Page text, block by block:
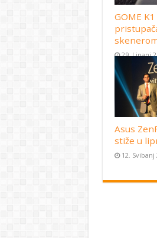
GOME
29. Lipanj
Asus
stiže u
12. Svibanj